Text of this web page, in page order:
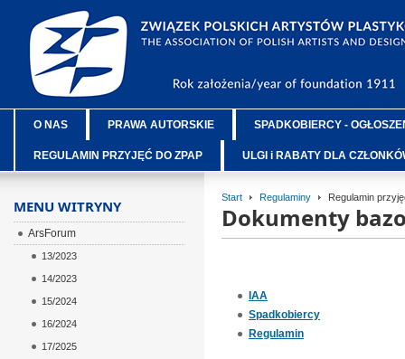
O NAS PRAWA AUTORSKIE SPADKOBIERCY -
REGULAMIN PRZYJĘĆ DO ZPAP ULGI i RABATY DLA
Start Regulaminy Regulamin
Dokumenty
IAA
Spadkobiercy
Regulamin
MENU WITRYNY
ArsForum
13/2023
14/2023
15/2024
16/2024
17/2025